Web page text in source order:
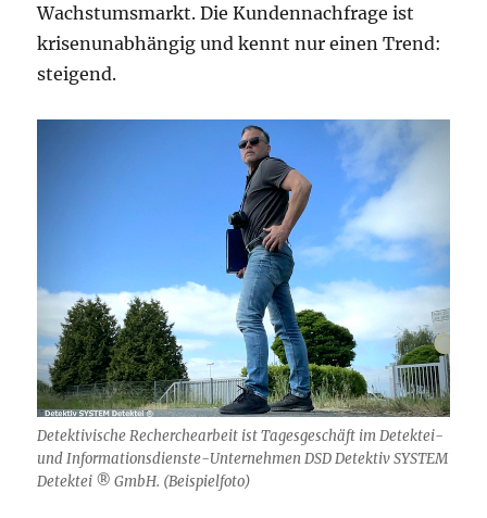
Wachstumsmarkt. Die Kundennachfrage ist
krisenunabhängig und kennt nur einen Trend:
steigend.
Detektivische Recherchearbeit ist Tagesgeschäft im Detektei-
und Informationsdienste-Unternehmen DSD Detektiv SYSTEM
Detektei ® GmbH. (Beispielfoto)